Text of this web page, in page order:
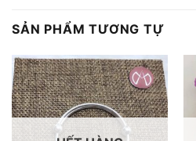
SẢN PHẨM TƯƠNG TỰ